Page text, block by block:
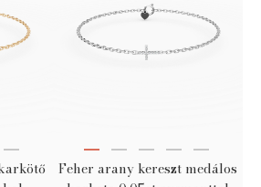
Feher arany kereszt medálos